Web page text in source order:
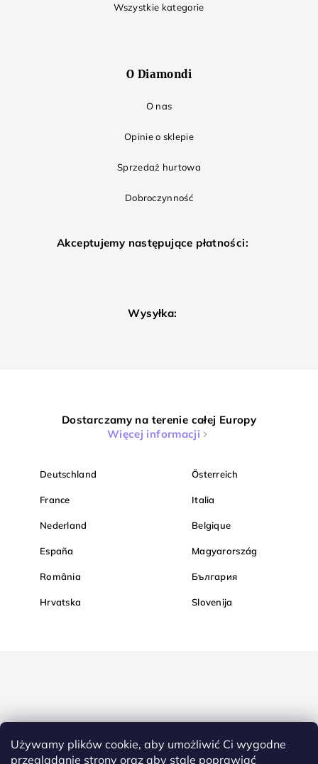
Używamy plików cookie, aby umożliwić Ci wygodne
przeglądanie strony oraz aby stale poprawiać
Wszystkie kategorie
O Diamondi
O nas
Opinie o sklepie
Sprzedaż hurtowa
Dobroczynność
Akceptujemy następujące płatności:
Wysyłka:
Dostarczamy na terenie całej Europy
Więcej informacji
Deutschland Österreich
France Italia
Nederland Belgique
España Magyarország
România България
Hrvatska Slovenija